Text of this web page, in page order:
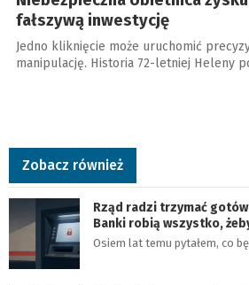
fałszywą inwestycję
Jedno kliknięcie może uruchomić
manipulację. Historia 72-letniej Heleny
Zobacz również
Rząd radzi trzymać
Banki robią wszystko,
Osiem lat temu pytałem, co